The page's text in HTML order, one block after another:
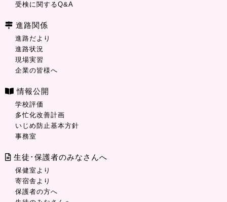
受検に関するQ&A
進路関係
進路だより
進路状況
現場実習
企業の皆様へ
情報公開
学校評価
多忙化改善計画
いじめ防止基本方針
事務室
生徒･保護者のみなさんへ
保健室より
寄宿舎より
保護者の方へ